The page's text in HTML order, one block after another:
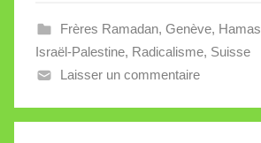
V
a
l
e
Frères Ramadan, Genève, Hamas
Israël-Palestine, Radicalisme, Suisse
Laisser un commentaire